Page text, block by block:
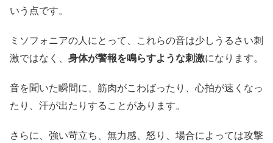
いう点です。
ミソフォニアの人にとって、これらの音は少しうるさい刺
激ではなく、 身体が警報を鳴らすような刺激になります。
音を聞いた瞬間に、筋肉がこわばったり、心拍が速くなっ
たり、汗が出たりすることがあります。
さらに、強い苛立ち、無力感、怒り、場合によっては攻撃